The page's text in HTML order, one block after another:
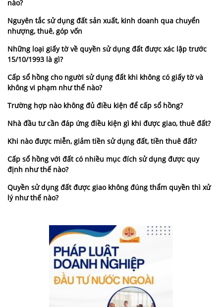
nào?
Nguyên tắc sử dụng đất sản xuất, kinh doanh qua chuyển
nhượng, thuê, góp vốn
Những loại giấy tờ về quyền sử dụng đất được xác lập trước
15/10/1993 là gì?
Cấp sổ hồng cho người sử dụng đất khi không có giấy tờ và
không vi phạm như thế nào?
Trường hợp nào không đủ điều kiện để cấp sổ hồng?
Nhà đầu tư cần đáp ứng điều kiện gì khi được giao, thuê đất?
Khi nào được miễn, giảm tiền sử dụng đất, tiền thuê đất?
Cấp sổ hồng với đất có nhiều mục đích sử dụng được quy
định như thế nào?
Quyền sử dụng đất được giao không đúng thẩm quyền thì xử
lý như thế nào?